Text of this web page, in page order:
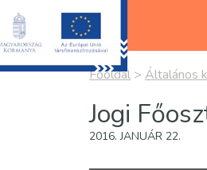
Főoldal > Általános
Jogi
2016. JANUÁR 22.